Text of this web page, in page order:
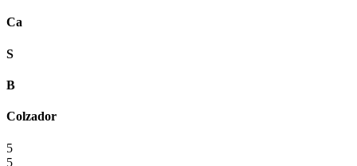
Ca
S
B
Colzador
5
5